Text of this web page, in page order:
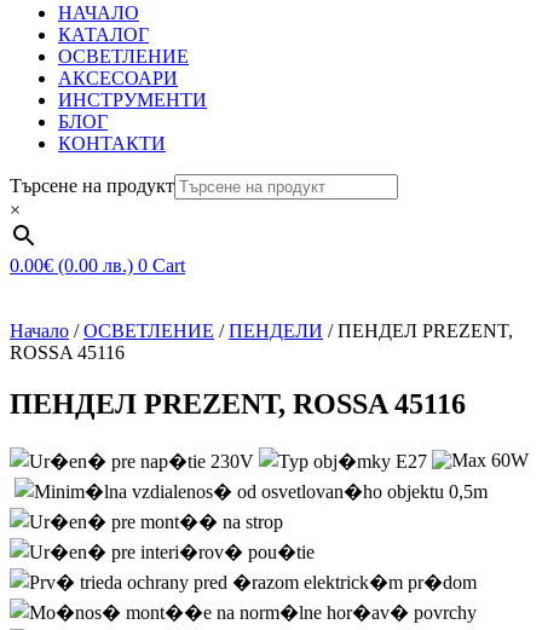
НАЧАЛО
КАТАЛОГ
ОСВЕТЛЕНИЕ
АКСЕСОАРИ
ИНСТРУМЕНТИ
БЛОГ
КОНТАКТИ
Търсене на продукт
×
0.00€ (0.00 лв.) 0 Cart
Начало /ОСВЕТЛЕНИЕ /ПЕНДЕЛИ / ПЕНДЕЛ PREZENT,
ROSSA 45116
ПЕНДЕЛ PREZENT, ROSSA 45116